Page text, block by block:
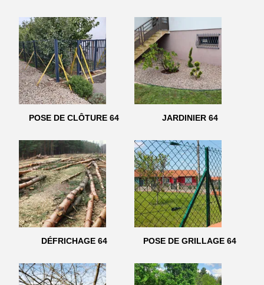
POSE DE CLÔTURE 64 JARDINIER 64
DÉFRICHAGE 64 POSE DE GRILLAGE 64